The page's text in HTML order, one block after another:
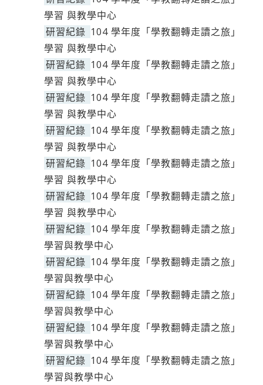
學習 與教學中心
研習紀錄 104 學年度「學教翻轉走讀之旅」
學習 與教學中心
研習紀錄 104 學年度「學教翻轉走讀之旅」
學習 與教學中心
研習紀錄 104 學年度「學教翻轉走讀之旅」
學習 與教學中心
研習紀錄 104 學年度「學教翻轉走讀之旅」
學習 與教學中心
研習紀錄 104 學年度「學教翻轉走讀之旅」
學習 與教學中心
研習紀錄 104 學年度「學教翻轉走讀之旅」
學習 與教學中心
研習紀錄 104 學年度「學教翻轉走讀之旅」
學習與教學中心
研習紀錄 104 學年度「學教翻轉走讀之旅」
學習與教學中心
研習紀錄 104 學年度「學教翻轉走讀之旅」
學習與教學中心
研習紀錄 104 學年度「學教翻轉走讀之旅」
學習與教學中心
研習紀錄 104 學年度「學教翻轉走讀之旅」
學習與教學中心